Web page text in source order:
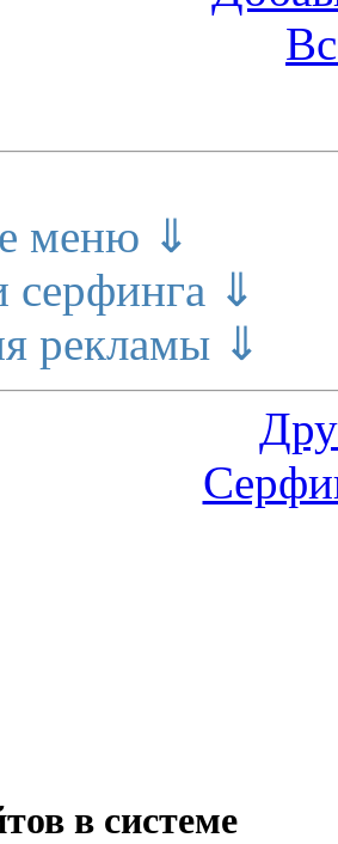
меню ⇓
серфинга ⇓
рекламы ⇓
в системе